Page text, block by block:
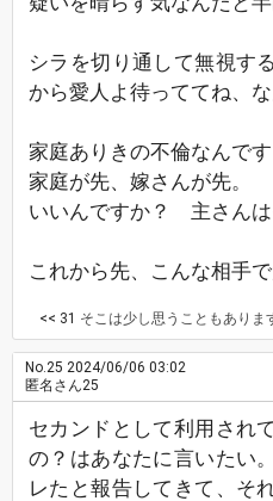
シラを切り通して無視す
から愛人よ待っててね、
家庭ありきの不倫なんです
家庭が先、嫁さんが先。
いいんですか？ 主さんは
これから先、こんな相手
<< 31 そこは少し思うこともあります。本当なのかな？と。そのまま本人に言いました。その状況はほんとなの
No.25 2024/06/06 03:02
匿名さん25
セカンドとして利用され
の？はあなたに言いたい
レたと報告してきて、そ